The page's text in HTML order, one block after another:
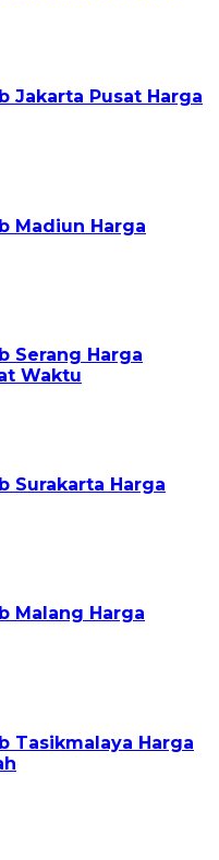
Jakarta Pusat Harga
Madiun Harga
Serang Harga
Waktu
Surakarta Harga
Malang Harga
Tasikmalaya Harga